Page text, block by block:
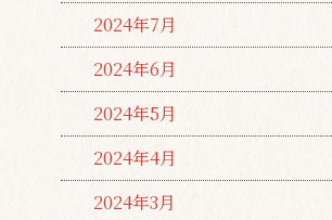
2024年7月
2024年6月
2024年5月
2024年4月
2024年3月